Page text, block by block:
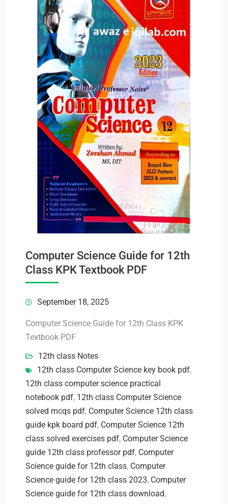
Computer Science Guide for 12th
Class KPK Textbook PDF
September 18, 2025
Computer Science Guide for 12th Class KPK
Textbook PDF
12th class Notes
12th class Computer Science key book pdf,
12th class computer science practical
notebook pdf, 12th class Computer Science
solved mcqs pdf, Computer Science 12th class
guide kpk board pdf, Computer Science 12th
class solved exercises pdf, Computer Science
guide 12th class professor pdf, Computer
Science guide for 12th class, Computer
Science guide for 12th class 2023, Computer
Science guide for 12th class download,